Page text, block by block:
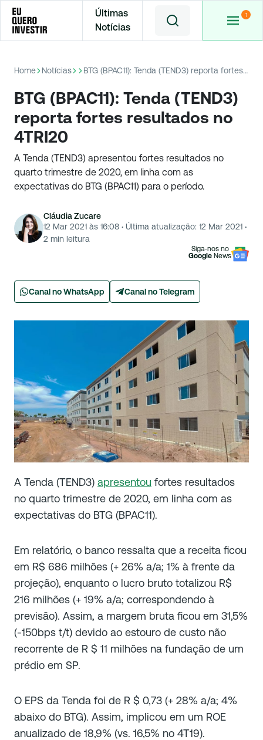
Últimas
Notícias
Home Notícias BTG (BPAC11): Tenda (TEND3) reporta fortes resultados no 4TRI20
BTG (BPAC11): Tenda (TEND3)
reporta fortes resultados no
4TRI20
A Tenda (TEND3) apresentou fortes resultados no
quarto trimestre de 2020, em linha com as
expectativas do BTG (BPAC11) para o período.
Cláudia Zucare
12 Mar 2021 às 16:08 · Última atualização: 12 Mar 2021 ·
2 min leitura
Siga-nos no
Google News
Canal no WhatsApp Canal no Telegram
A Tenda (TEND3) apresentou fortes resultados
no quarto trimestre de 2020, em linha com as
expectativas do BTG (BPAC11).
Em relatório, o banco ressalta que a receita ficou
em R$ 686 milhões (+ 26% a/a; 1% à frente da
projeção), enquanto o lucro bruto totalizou R$
216 milhões (+ 19% a/a; correspondendo à
previsão). Assim, a margem bruta ficou em 31,5%
(-150bps t/t) devido ao estouro de custo não
recorrente de R $ 11 milhões na fundação de um
prédio em SP.
O EPS da Tenda foi de R $ 0,73 (+ 28% a/a; 4%
abaixo do BTG). Assim, implicou em um ROE
anualizado de 18,9% (vs. 16,5% no 4T19).